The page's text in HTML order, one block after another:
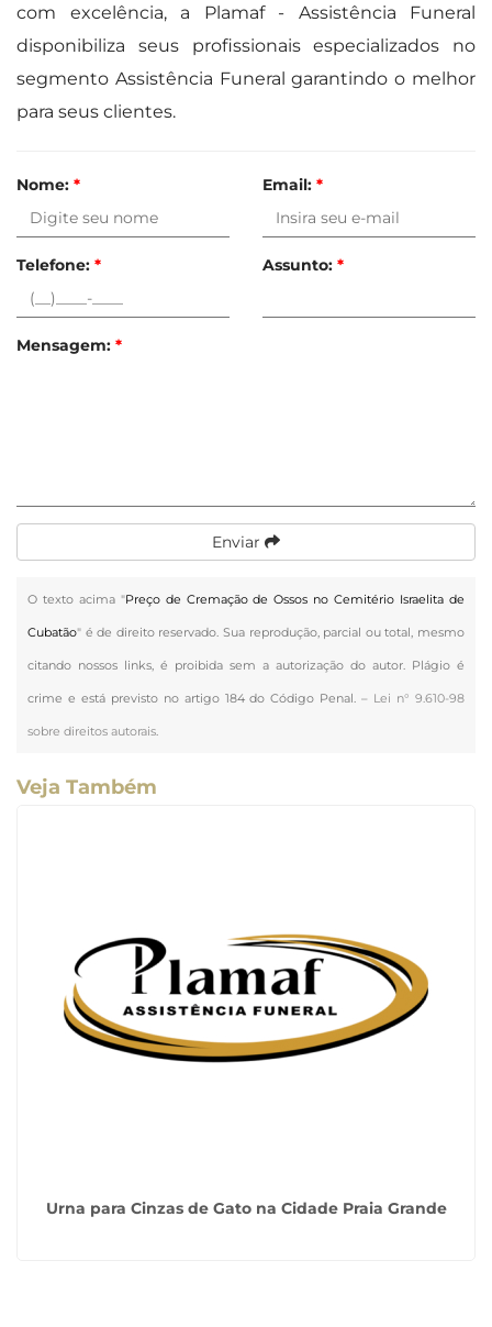
com excelência, a Plamaf - Assistência Funeral
disponibiliza seus profissionais especializados no
segmento Assistência Funeral garantindo o melhor
para seus clientes.
Nome: * Email: *
Telefone: * Assunto: *
Mensagem: *
Enviar
O texto acima "Preço de Cremação de Ossos no Cemitério Israelita de
Cubatão" é de direito reservado. Sua reprodução, parcial ou total, mesmo
citando nossos links, é proibida sem a autorização do autor. Plágio é
crime e está previsto no artigo 184 do Código Penal. – Lei n° 9.610-98
sobre direitos autorais.
Veja Também
Urna para Cinzas de Gato na Cidade Praia Grande